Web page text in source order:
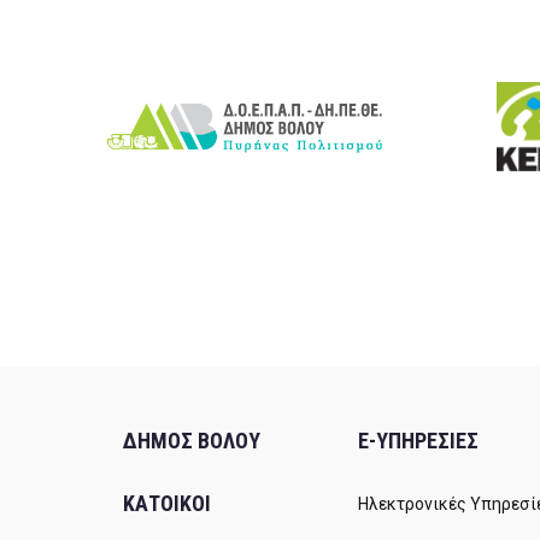
ΔΗΜΟΣ ΒΟΛΟΥ
ΚΑΤΟΙΚΟΙ
E-ΥΠΗΡΕΣΙΕΣ
Ηλεκτρονικές